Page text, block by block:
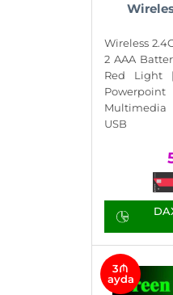
Wireless
2 AAA
Red Light
Multimedia
USB
3₼
ayda